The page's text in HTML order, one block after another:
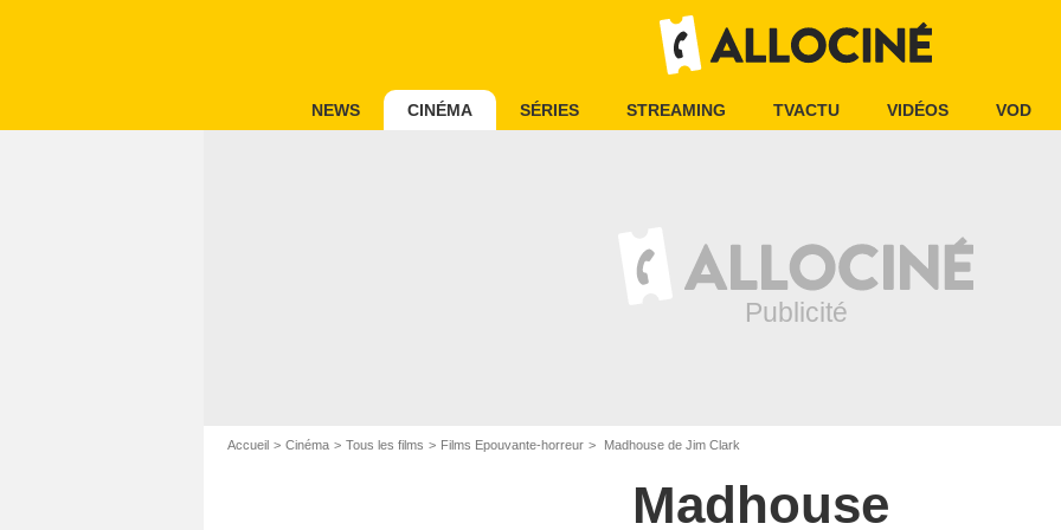
NEWS CINÉMA SÉRIES STREAMING TVACTU VIDÉOS VOD
Accueil Cinéma Tous les films Films Epouvante-horreur Madhouse de Jim Clark
Madhouse